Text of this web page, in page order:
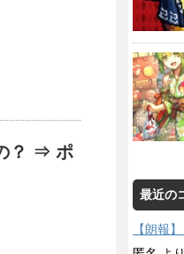
？ ⇒ ポ
最近の
【朗報